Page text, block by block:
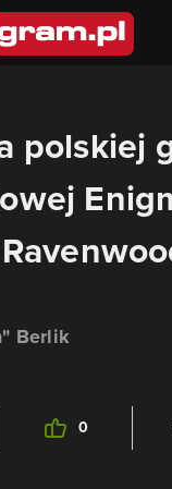
polskiej
Berlik
0